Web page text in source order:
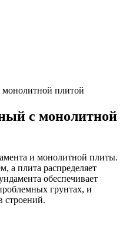
плитой
с монолитной
и монолитной плиты.
а плита распределяет
обеспечивает
грунтах, и
строений.